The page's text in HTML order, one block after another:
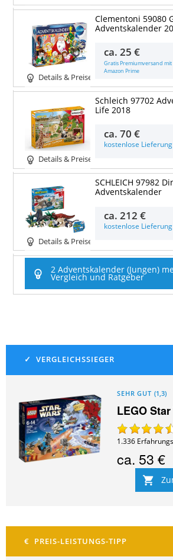
Details & Preise
Clementoni 59080
Adventskalender
ca.25 €
Gratis Premiumversand mit
Amazon Prime
Details & Preise
Schleich 97702
Life 2018
ca.70 €
kostenlose Lieferung
Details & Preise
SCHLEICH 97982
Adventskalender
ca.212 €
kostenlose Lieferung
2 Adventskalender (Jungen)
Vergleich und Ratgeber
SEHR GUT (1,3)
LEGO
1.336
ca. 53 €